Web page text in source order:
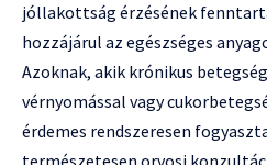
jóllakottság érzésének
hozzájárul az egészséges
Azoknak, akik krónikus
vérnyomással vagy
érdemes rendszeresen